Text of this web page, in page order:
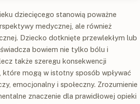
dziecięcego stanowią poważne
medycznej, ale również
Dziecko dotknięte przewlekłym lub
bowiem nie tylko bólu i
także szeregu konsekwencji
które mogą w istotny sposób wpływać
emocjonalny i społeczny. Zrozumienie
znaczenie dla prawidłowej opieki